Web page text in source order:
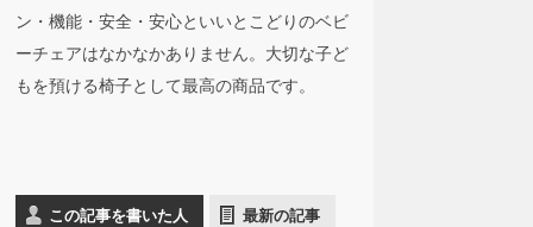
ン・機能・安全・安心といいとこどりのベビ
ーチェアはなかなかありません。大切な子ど
もを預ける椅子として最高の商品です。
この記事を書いた人 最新の記事